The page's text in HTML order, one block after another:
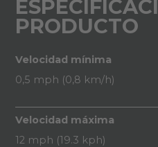
PRODUCTO
Velocidad mínima
0,5 mph (0,8 km/h)
Velocidad máxima
12 mph (19.3 kph)